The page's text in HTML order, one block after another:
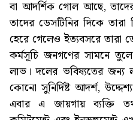
বা আদর্শিক গোল আছে,
তাদের ডেসটিনির দিকে
হেরে গেলেও ইত্যবসরে তারা
কর্মসূচি জনগণের সামনে
লাভ। দলের ভবিষ্যতের জন্য
কোনো সুনির্দিষ্ট আদর্শ,
এবার এ জায়গায় ব্যক্তি